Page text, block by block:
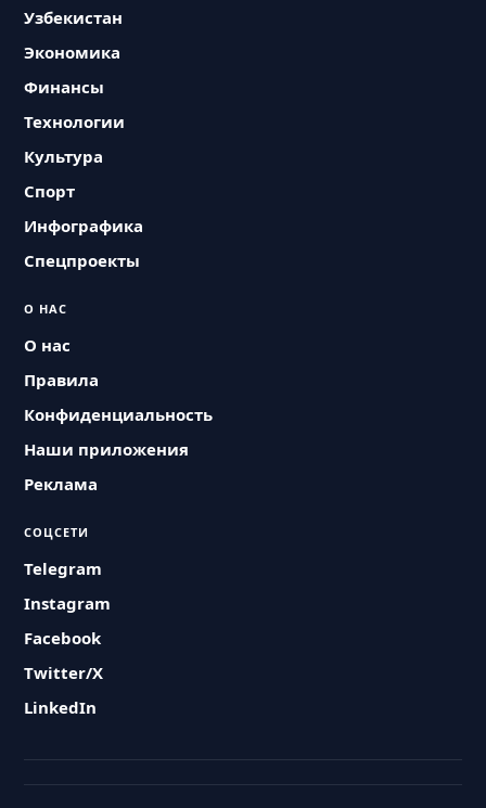
Узбекистан
Экономика
Финансы
Технологии
Культура
Спорт
Инфографика
Спецпроекты
О НАС
О нас
Правила
Конфиденциальность
Наши приложения
Реклама
СОЦСЕТИ
Telegram
Instagram
Facebook
Twitter/X
LinkedIn